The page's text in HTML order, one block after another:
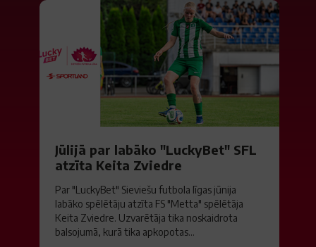
Jūlijā par labāko "LuckyBet" SFL
atzīta Keita Zviedre
Par "LuckyBet" Sieviešu futbola līgas jūnija
labāko spēlētāju atzīta FS "Metta" spēlētāja
Keita Zviedre. Uzvarētāja tika noskaidrota
balsojumā, kurā tika apkopotas...